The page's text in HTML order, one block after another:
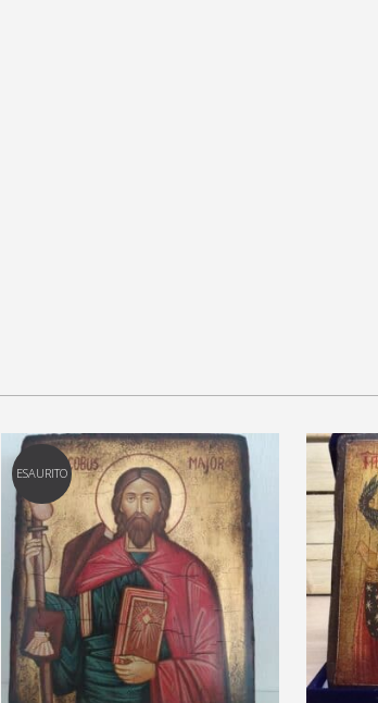
ESAURITO